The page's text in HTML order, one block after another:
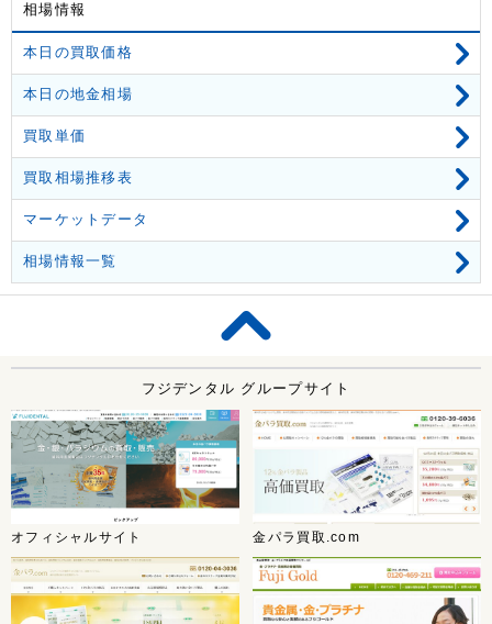
相場情報
本日の買取価格
本日の地金相場
買取単価
買取相場推移表
マーケットデータ
相場情報一覧
フジデンタル グループサイト
オフィシャルサイト 金パラ買取.com